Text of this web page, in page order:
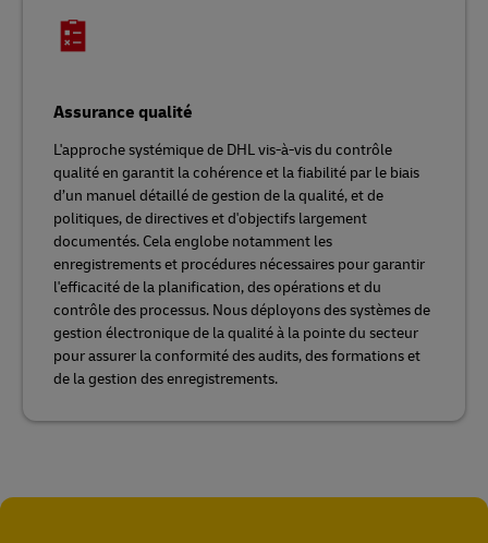
Assurance qualité
L'approche systémique de DHL vis-à-vis du contrôle
qualité en garantit la cohérence et la fiabilité par le biais
d’un manuel détaillé de gestion de la qualité, et de
politiques, de directives et d'objectifs largement
documentés. Cela englobe notamment les
enregistrements et procédures nécessaires pour garantir
l'efficacité de la planification, des opérations et du
contrôle des processus. Nous déployons des systèmes de
gestion électronique de la qualité à la pointe du secteur
pour assurer la conformité des audits, des formations et
de la gestion des enregistrements.